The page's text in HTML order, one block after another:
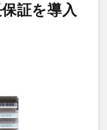
証を導入